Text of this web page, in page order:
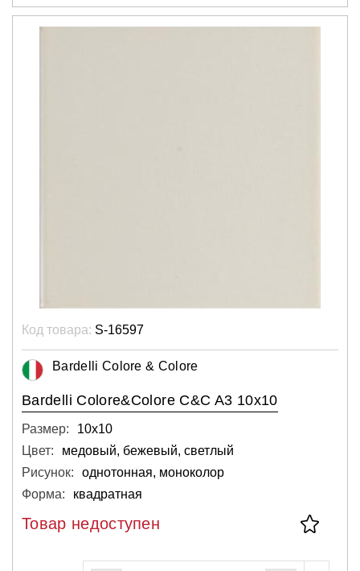
Код товара: S-16597
Bardelli Colore & Colore
Bardelli Colore&Colore C&C A3 10x10
Размер:
10х10
Цвет:
медовый, бежевый, светлый
Рисунок:
однотонная, моноколор
Форма:
квадратная
Товар недоступен